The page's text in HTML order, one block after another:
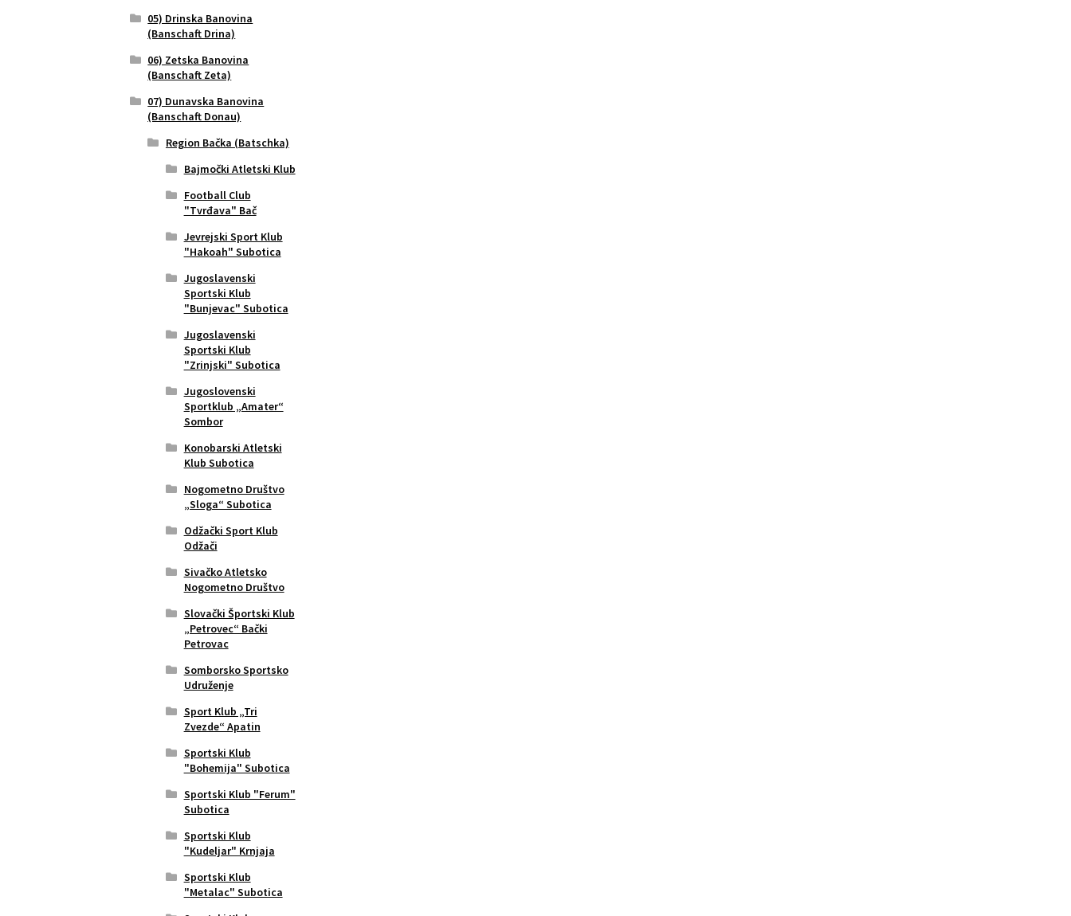
05) Drinska Banovina
(Banschaft Drina)
06) Zetska Banovina
(Banschaft Zeta)
07) Dunavska Banovina
(Banschaft Donau)
Region Bačka (Batschka)
Bajmočki Atletski Klub
Football Club
"Tvrđava" Bač
Jevrejski Sport Klub
"Hakoah" Subotica
Jugoslavenski
Sportski Klub
"Bunjevac" Subotica
Jugoslavenski
Sportski Klub
"Zrinjski" Subotica
Jugoslovenski
Sportklub „Amater“
Sombor
Konobarski Atletski
Klub Subotica
Nogometno Društvo
„Sloga“ Subotica
Odžački Sport Klub
Odžači
Sivačko Atletsko
Nogometno Društvo
Slovački Športski Klub
„Petrovec“ Bački
Petrovac
Somborsko Sportsko
Udruženje
Sport Klub „Tri
Zvezde“ Apatin
Sportski Klub
"Bohemija" Subotica
Sportski Klub "Ferum"
Subotica
Sportski Klub
"Kudeljar" Krnjaja
Sportski Klub
"Metalac" Subotica